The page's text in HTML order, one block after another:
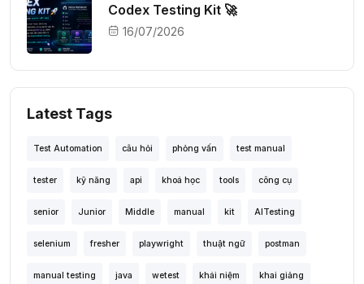
Codex Testing Kit 🚀
16/07/2026
Latest Tags
Test Automation câu hỏi phỏng vấn test manual
tester kỹ năng api khoá học tools công cụ
senior Junior Middle manual kit AITesting
selenium fresher playwright thuật ngữ postman
manual testing java wetest khái niệm khai giảng